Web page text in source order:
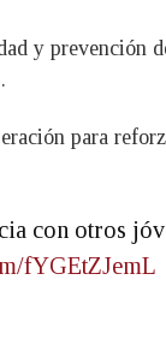
y prevención
para
con otros
fYGEtZJemL